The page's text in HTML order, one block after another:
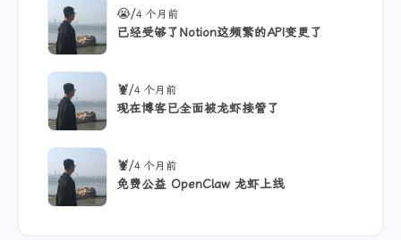
😭/4 个月前
已经受够了Notion这频繁的API变更了
🦞/4 个月前
现在博客已全面被龙虾接管了
🦞/4 个月前
免费公益 OpenClaw 龙虾上线